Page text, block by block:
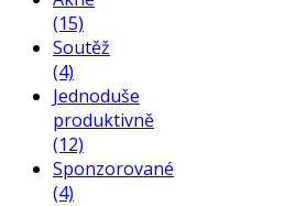
(15)
Soutěž
(4)
Jednoduše
produktivně
(12)
Sponzorované
(4)